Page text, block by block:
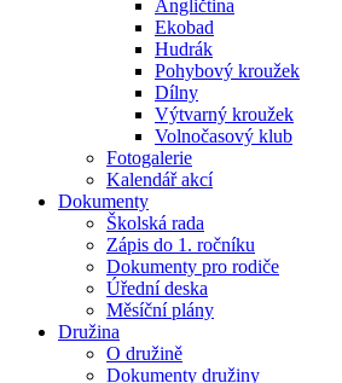
Angličtina
Ekobad
Hudrák
Pohybový kroužek
Dílny
Výtvarný kroužek
Volnočasový klub
Fotogalerie
Kalendář akcí
Dokumenty
Školská rada
Zápis do 1. ročníku
Dokumenty pro rodiče
Úřední deska
Měsíční plány
Družina
O družině
Dokumenty družiny